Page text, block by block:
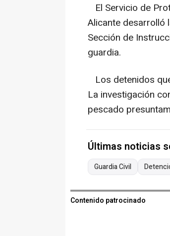
El Servicio de
Alicante desarrolló
Sección de
guardia.
Los detenidos
La investigación
pescado
Últimas noticias
Guardia Civil
Contenido patrocinado